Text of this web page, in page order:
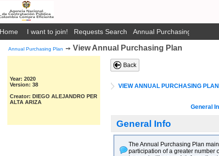
Home I want to join! Requests Search Annual Purchasing Plan
Annual Purchasing Plan ➙ View Annual Purchasing Plan
Year: 2020
Version: 38
Creator: DIEGO ALEJANDRO PER
ALTA ARIZA
Back
VIEW ANNUAL PURCHASING PLAN
General
General Info
The Annual Purchasing Plan
participation of a greater number